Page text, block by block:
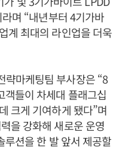
며 “내년부터 4기가바
계 최대의 라인업을 더욱
략마케팅팀 부사장은 “8
객들이 차세대 플래그십
크게 기여하게 됐다”며
을 강화해 새로운 운영
루션을 한 발 앞서 제공할